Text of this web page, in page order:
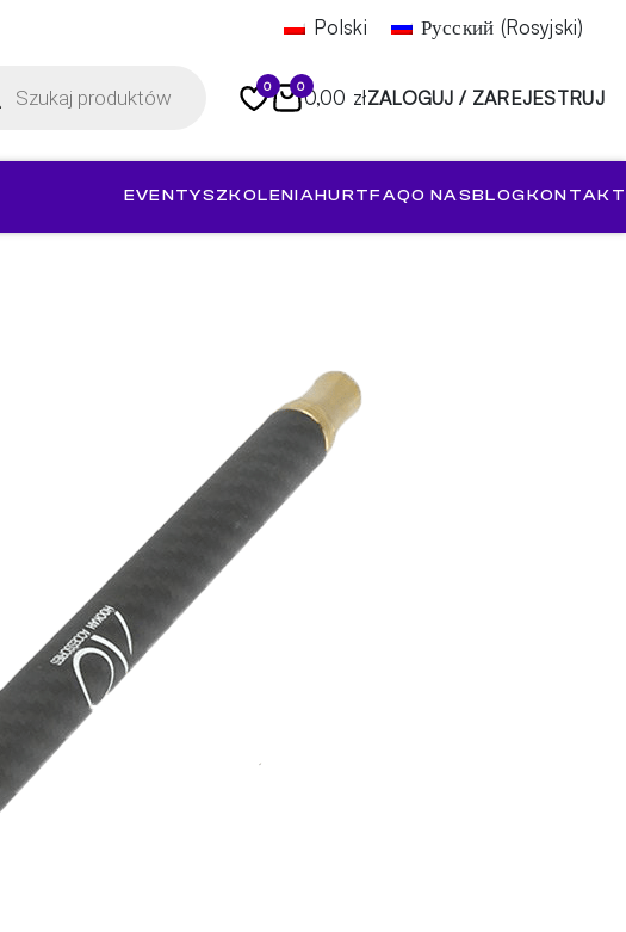
Polski Русский (Rosyjski)
0 00,00 złZALOGUJ / ZAREJESTRUJ
EVENTYSZKOLENIAHURTFAQO NASBLOGKONTAKT